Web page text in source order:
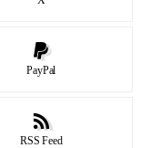
PayPal
RSS Feed